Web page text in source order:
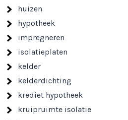
huizen
hypotheek
impregneren
isolatieplaten
kelder
kelderdichting
krediet hypotheek
kruipruimte isolatie